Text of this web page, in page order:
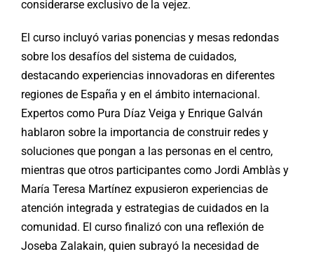
considerarse exclusivo de la vejez.
El curso incluyó varias ponencias y mesas redondas
sobre los desafíos del sistema de cuidados,
destacando experiencias innovadoras en diferentes
regiones de España y en el ámbito internacional.
Expertos como Pura Díaz Veiga y Enrique Galván
hablaron sobre la importancia de construir redes y
soluciones que pongan a las personas en el centro,
mientras que otros participantes como Jordi Amblàs y
María Teresa Martínez expusieron experiencias de
atención integrada y estrategias de cuidados en la
comunidad. El curso finalizó con una reflexión de
Joseba Zalakain, quien subrayó la necesidad de